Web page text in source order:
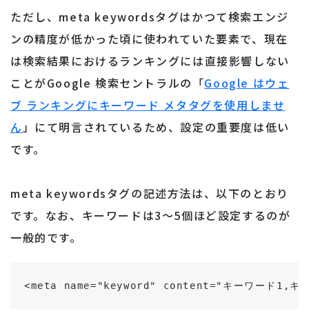
ただし、meta keywordsタグはかつて検索エンジ
ンの精度が低かった頃に使われていた要素で、現在
は検索結果におけるランキングには直接影響しない
ことがGoogle 検索セントラルの「Google はウェ
ブ ランキングにキーワード メタタグを使用しませ
ん」にて明言されているため、設定の重要度は低い
です。
meta keywordsタグの記述方法は、以下のとおり
です。なお、キーワードは3～5個ほど設定するのが
一般的です。
<meta name="keyword" content="キーワード1,キ